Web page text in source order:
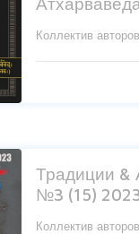
Коллектив авторов
Традиции &
№3 (15)
Коллектив авторов